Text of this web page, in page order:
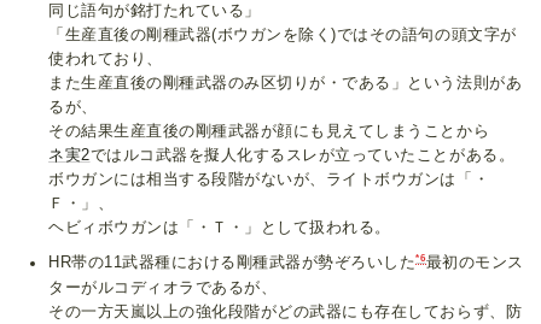
同じ語句が銘打たれている」
「生産直後の剛種武器(ボウガンを除く)ではその語句の頭文字が
使われており、
また生産直後の剛種武器のみ区切りが・である」という法則があ
るが、
その結果生産直後の剛種武器が顔にも見えてしまうことから
ネ実2ではルコ武器を擬人化するスレが立っていたことがある。
ボウガンには相当する段階がないが、ライトボウガンは「・
Ｆ・」、
ヘビィボウガンは「・Ｔ・」として扱われる。
HR帯の11武器種における剛種武器が勢ぞろいした*6最初のモンス
ターがルコディオラであるが、
その一方天嵐以上の強化段階がどの武器にも存在しておらず、防